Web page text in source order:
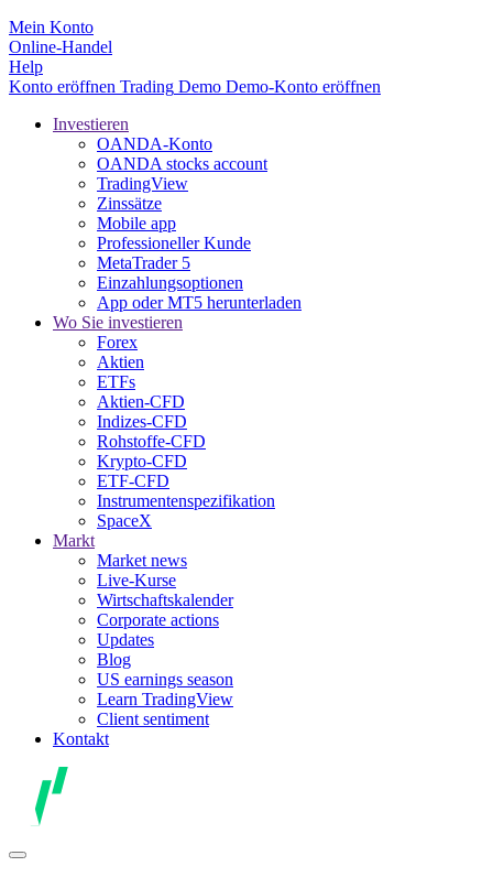
Mein Konto
Online-Handel
Help
Konto eröffnen Trading Demo Demo-Konto eröffnen
Investieren
OANDA-Konto
OANDA stocks account
TradingView
Zinssätze
Mobile app
Professioneller Kunde
MetaTrader 5
Einzahlungsoptionen
App oder MT5 herunterladen
Wo Sie investieren
Forex
Aktien
ETFs
Aktien-CFD
Indizes-CFD
Rohstoffe-CFD
Krypto-CFD
ETF-CFD
Instrumentenspezifikation
SpaceX
Markt
Market news
Live-Kurse
Wirtschaftskalender
Corporate actions
Updates
Blog
US earnings season
Learn TradingView
Client sentiment
Kontakt